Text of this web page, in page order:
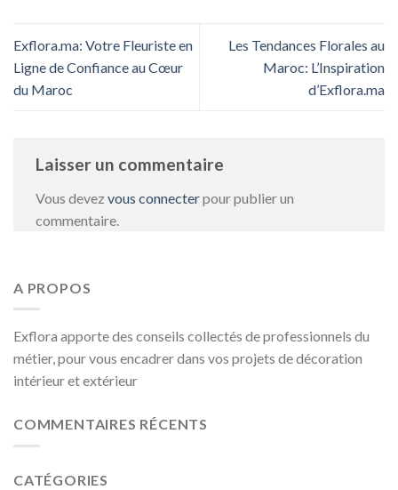
Exflora.ma: Votre Fleuriste en
Ligne de Confiance au Cœur
du Maroc
Les Tendances Florales au
Maroc: L’Inspiration
d’Exflora.ma
Laisser un commentaire
Vous devez vous connecterpour publier un
commentaire.
A PROPOS
Exflora apporte des conseils collectés de professionnels du
métier, pour vous encadrer dans vos projets de décoration
intérieur et extérieur
COMMENTAIRES RÉCENTS
CATÉGORIES